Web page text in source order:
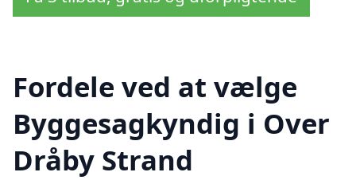
Fordele ved at vælge
Byggesagkyndig i Over
Dråby Strand